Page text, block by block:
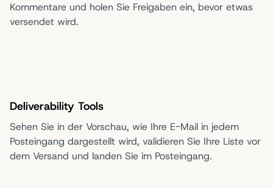
Kommentare und holen Sie Freigaben ein, bevor etwas
versendet wird.
Deliverability Tools
Sehen Sie in der Vorschau, wie Ihre E-Mail in jedem
Posteingang dargestellt wird, validieren Sie Ihre Liste vor
dem Versand und landen Sie im Posteingang.